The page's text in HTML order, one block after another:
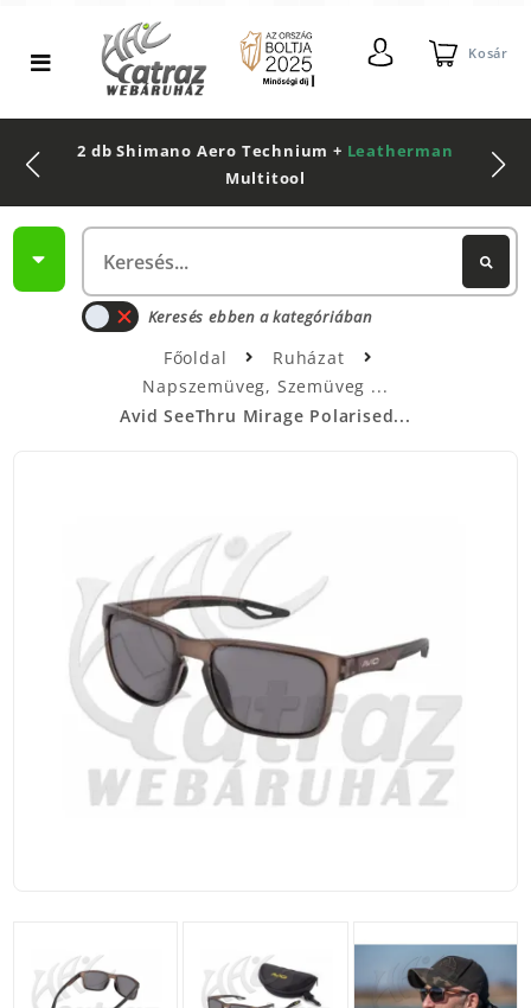
Kosár
2 db Shimano Aero Technium + Leatherman
Multitool
Keresés ebben a kategóriában
Főoldal
Ruházat
Napszemüveg, Szemüveg
Avid SeeThru Mirage Polarised...